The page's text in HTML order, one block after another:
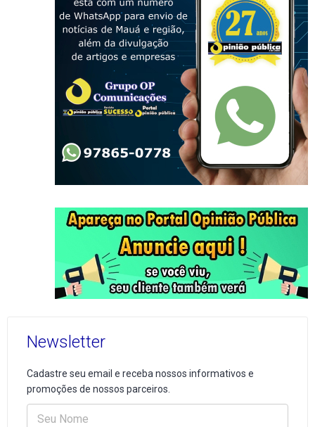
Newsletter
Cadastre seu email e receba nossos informativos e
promoções de nossos parceiros.